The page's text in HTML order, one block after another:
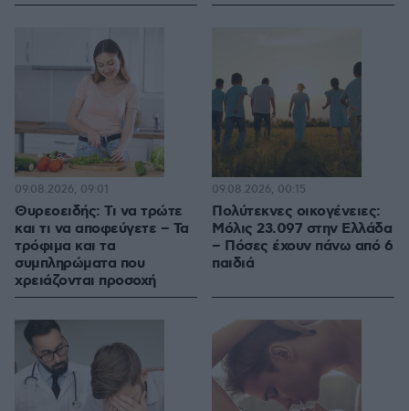
Θυρεοειδής: Τι να τρώτε
και τι να αποφεύγετε – Τα
τρόφιμα και τα
συμπληρώματα που
χρειάζονται προσοχή
09.08.2026, 09:01
Πολύτεκνες οικογένειες:
Μόλις 23.097 στην Ελλάδα
– Πόσες έχουν πάνω από 6
παιδιά
09.08.2026, 00:15